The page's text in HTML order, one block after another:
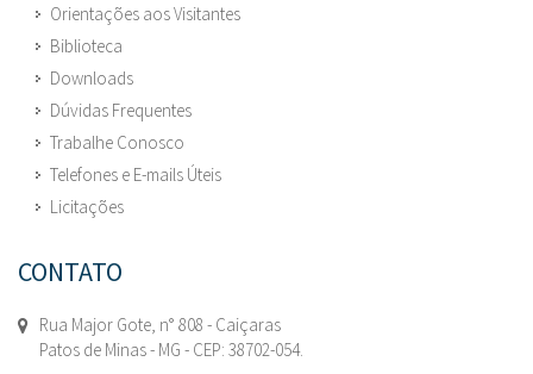
Orientações aos Visitantes
Biblioteca
Downloads
Dúvidas Frequentes
Trabalhe Conosco
Telefones e E-mails Úteis
Licitações
CONTATO
Rua Major Gote, n° 808 - Caiçaras
Patos de Minas - MG - CEP: 38702-054.